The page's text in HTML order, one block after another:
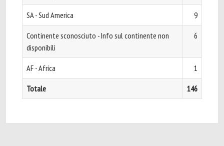
SA - Sud America 9
Continente sconosciuto - Info sul continente non
disponibili
6
AF - Africa 1
Totale 146